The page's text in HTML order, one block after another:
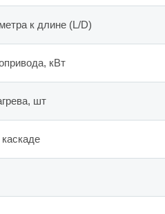
к длине (L/D)
кВт
шт